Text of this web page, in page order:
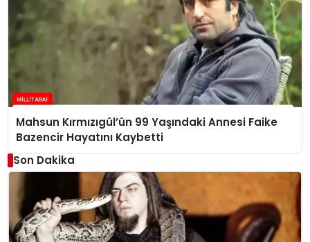
Mahsun Kırmızıgül’ün 99 Yaşındaki Annesi Faike
Bazencir Hayatını Kaybetti
Son Dakika